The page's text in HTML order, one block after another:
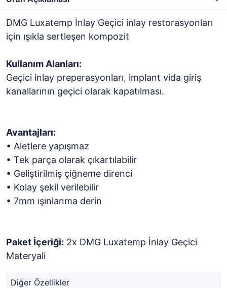
DMG Luxatemp İnlay Geçici inlay restorasyonları
için ışıkla sertleşen kompozit
Kullanım Alanları:
Geçici inlay preperasyonları, implant vida giriş
kanallarının geçici olarak kapatılması.
Avantajları:
• Aletlere yapışmaz
• Tek parça olarak çıkartılabilir
• Geliştirilmiş çiğneme direnci
• Kolay şekil verilebilir
• 7mm ışınlanma derin
Paket İçeriği: 2x DMG Luxatemp İnlay Geçici
Materyali
Diğer Özellikler